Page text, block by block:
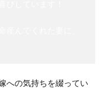
への気持ちを綴ってい